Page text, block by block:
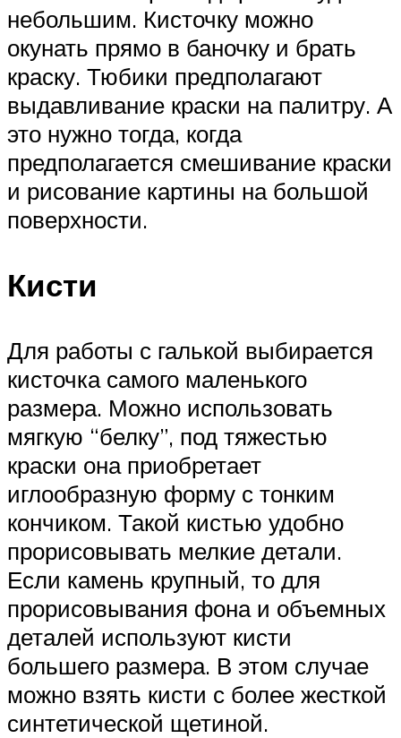
небольшим. Кисточку можно
окунать прямо в баночку и брать
краску. Тюбики предполагают
выдавливание краски на палитру. А
это нужно тогда, когда
предполагается смешивание краски
и рисование картины на большой
поверхности.
Кисти
Для работы с галькой выбирается
кисточка самого маленького
размера. Можно использовать
мягкую “белку”, под тяжестью
краски она приобретает
иглообразную форму с тонким
кончиком. Такой кистью удобно
прорисовывать мелкие детали.
Если камень крупный, то для
прорисовывания фона и объемных
деталей используют кисти
большего размера. В этом случае
можно взять кисти с более жесткой
синтетической щетиной.